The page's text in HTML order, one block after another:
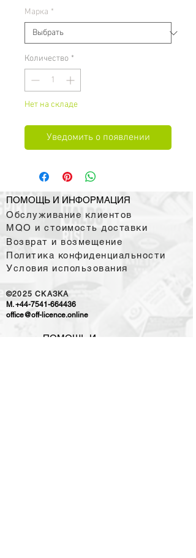
Марка *
Количество *
Нет на складе
Уведомить о появлении
ПОМОЩЬ И ИНФОРМАЦИЯ
Обслуживание клиентов
MQO и стоимость доставки
Возврат и возмещение
Политика конфиденциальности
Условия использования
©2025CKAЗKA
M.+44-7541-664436
office@off-licence.online
ПОМОЩЬ И